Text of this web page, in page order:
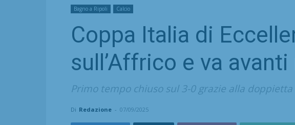
Bagno a Ripoli Calcio
Coppa Italia di
sull’Affrico e va
Primo tempo chiuso sul 3-0 grazie alla
Di Redazione - 07/09/2025